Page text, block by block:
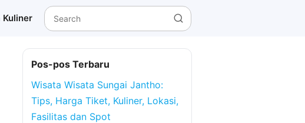
Kuliner
Pos-pos Terbaru
Wisata Wisata Sungai Jantho:
Tips, Harga Tiket, Kuliner, Lokasi,
Fasilitas dan Spot